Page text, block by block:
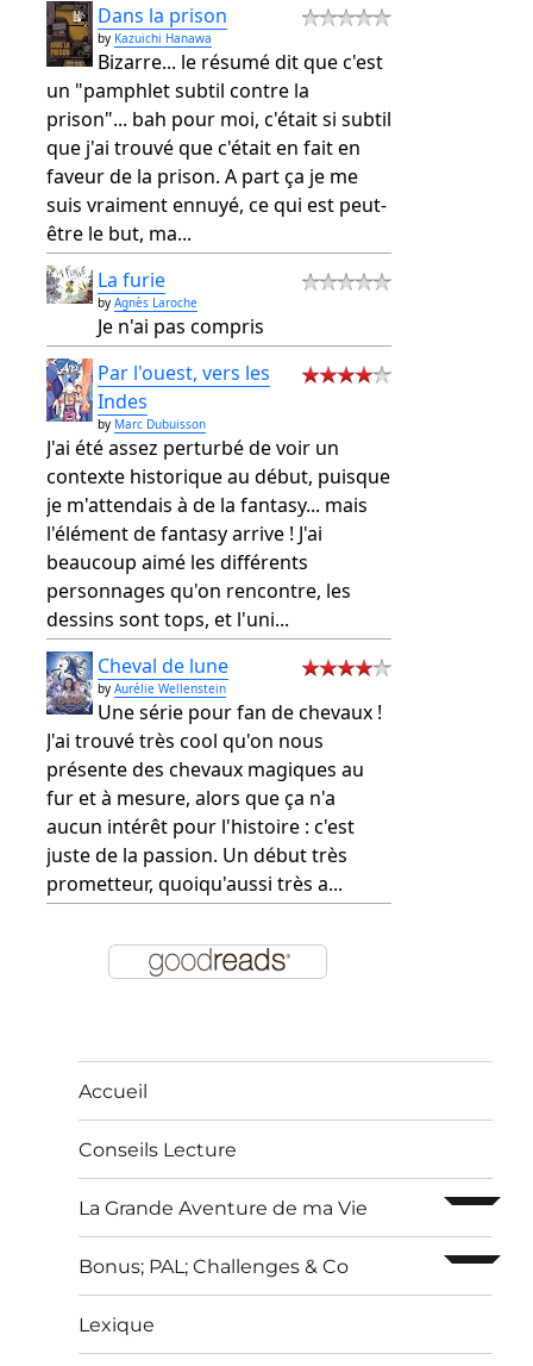
Dans la prison
by Kazuichi Hanawa
Bizarre... le résumé dit que c'est
un "pamphlet subtil contre la
prison"... bah pour moi, c'était si subtil
que j'ai trouvé que c'était en fait en
faveur de la prison. A part ça je me
suis vraiment ennuyé, ce qui est peut-
être le but, ma...
La furie
byAgnès Laroche
Je n'ai pas compris
Par l'ouest, vers les
Indes
by Marc Dubuisson
J'ai été assez perturbé de voir un
contexte historique au début, puisque
je m'attendais à de la fantasy... mais
l'élément de fantasy arrive ! J'ai
beaucoup aimé les différents
personnages qu'on rencontre, les
dessins sont tops, et l'uni...
Cheval de lune
byAurélie Wellenstein
Une série pour fan de chevaux !
J'ai trouvé très cool qu'on nous
présente des chevaux magiques au
fur et à mesure, alors que ça n'a
aucun intérêt pour l'histoire : c'est
juste de la passion. Un début très
prometteur, quoiqu'aussi très a...
Accueil
Conseils Lecture
La Grande Aventure de ma Vie ouvrir
Bonus; PAL; Challenges & Co ouvrir
Lexique